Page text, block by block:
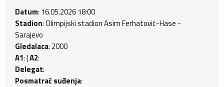
Datum: 16.05.2026 18:00
Stadion: Olimpijski stadion Asim Ferhatović-Hase -
Sarajevo
Gledalaca: 2000
A1: |A2:
Delegat:
Posmatrač suđenja: